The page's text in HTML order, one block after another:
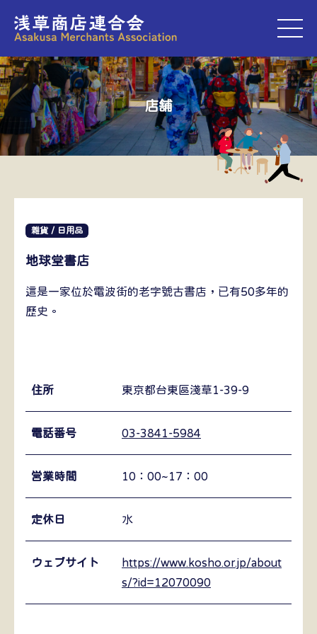
店舗
雜貨 / 日用品
地球堂書店
這是一家位於電波街的老字號古書店，已有50多年的
歷史。
住所 東京都台東區淺草1-39-9
電話番号 03-3841-5984
営業時間 10：00~17：00
定休日 水
ウェブサイト
https://www.kosho.or.jp/about
s/?id=12070090